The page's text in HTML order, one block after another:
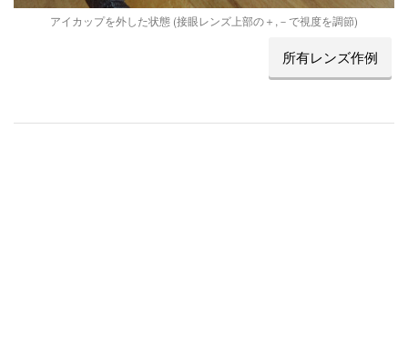
アイカップを外した状態 (接眼レンズ上部の＋,－で視度を調節)
所有レンズ作例